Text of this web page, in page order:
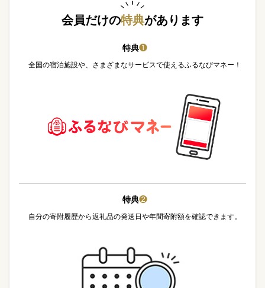
会員だけの特典があります
特典❶
全国の宿泊施設や、さまざまなサービスで使えるふるなびマネー！
特典❷
自分の寄附履歴から返礼品の発送日や年間寄附額を確認できます。